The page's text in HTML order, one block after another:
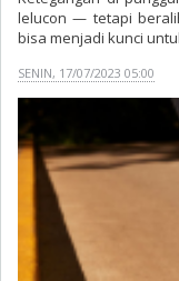
lelucon — tetapi
bisa menjadi kunci
SENIN, 17/07/2023 05:00